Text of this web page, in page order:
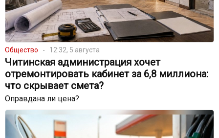
Общество 12:32, 5 августа
Читинская администрация хочет
отремонтировать кабинет за 6,8 миллиона:
что скрывает смета?
Оправдана ли цена?